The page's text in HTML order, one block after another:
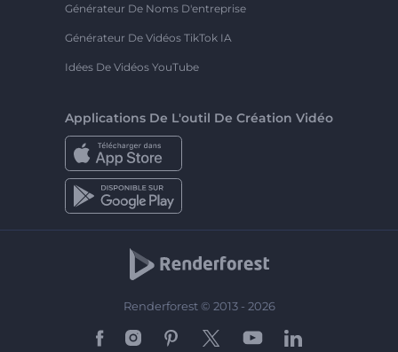
Générateur De Noms D'entreprise
Générateur De Vidéos TikTok IA
Idées De Vidéos YouTube
Applications De L'outil De Création Vidéo
Renderforest © 2013 - 2026